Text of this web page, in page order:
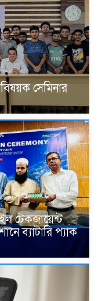
সেমিনার
টেকজায়েন্ট
ব্যাটারি প্যাক